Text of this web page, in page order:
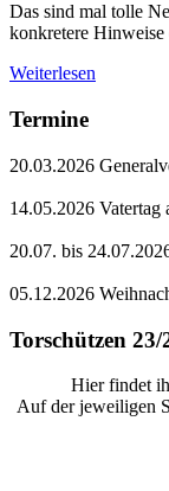
Das sind mal tolle
konkretere Hinweise
Weiterlesen
Termine
20.03.2026
14.05.2026 Vatertag
20.07. bis
05.12.2026
Torschützen 23/
Hier findet
Auf der jeweiligen